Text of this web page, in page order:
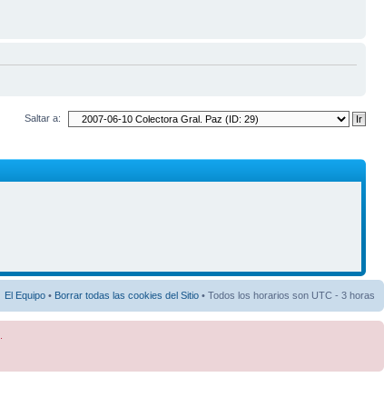
Saltar a:
El Equipo • Borrar todas las cookies del Sitio • Todos los horarios son UTC - 3 horas